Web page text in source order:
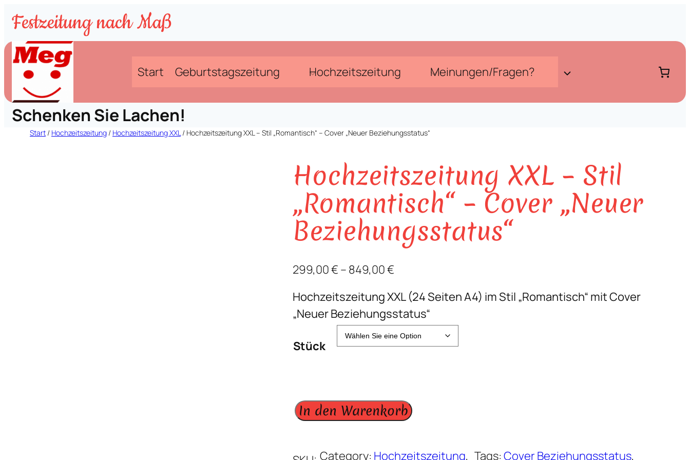
Zum
Inhalt
springen
Festzeitung nach Maß
Start Geburtstagszeitung Hochzeitszeitung Meinungen/Fragen?
Schenken Sie Lachen!
Start / Hochzeitszeitung / Hochzeitszeitung XXL/ Hochzeitszeitung XXL – Stil „Romantisch“ – Cover „Neuer Beziehungsstatus“
Hochzeitszeitung XXL – Stil
„Romantisch“ – Cover „Neuer
Beziehungsstatus“
299,00€ – 849,00€
Hochzeitszeitung XXL (24 Seiten A4) im Stil „Romantisch“ mit Cover
„Neuer Beziehungsstatus“
Stück
HIn den Warenkorb
Category: Hochzeitszeitung Tags:Cover Beziehungsstatus